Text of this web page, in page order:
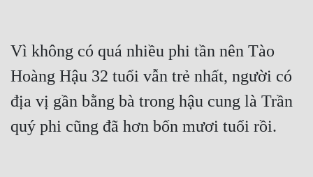
Làm Giàu
Lịch Sử
Mưu Mô
Mạt Thế
Vì không có quá nhiều phi tần nên Tào
Hoàng Hậu 32 tuổi vẫn trẻ nhất, người có
địa vị gần bằng bà trong hậu cung là Trần
quý phi cũng đã hơn bốn mươi tuổi rồi.